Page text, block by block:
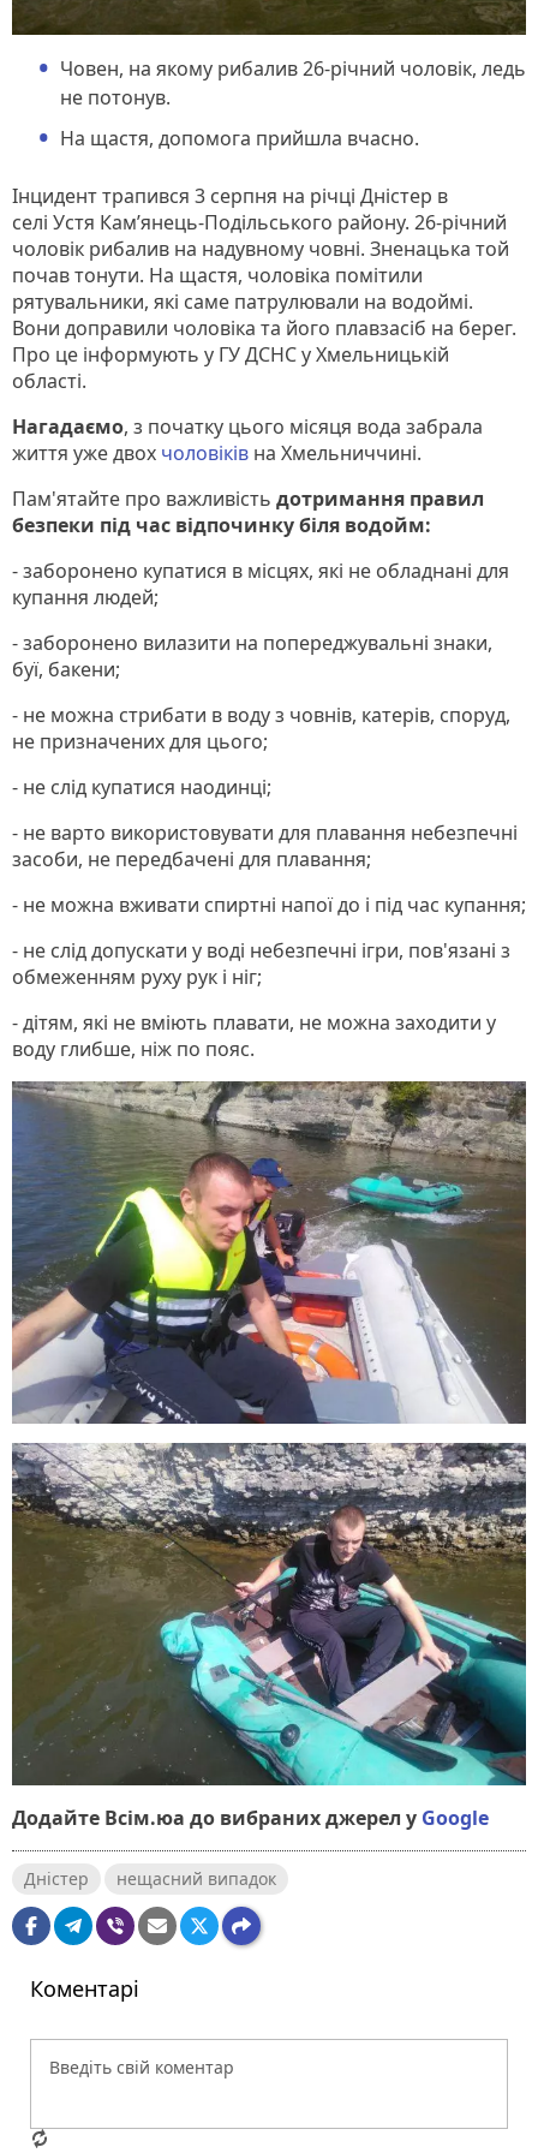
Човен, на якому рибалив 26-річний чоловік, ледь
не потонув.
На щастя, допомога прийшла вчасно.
Інцидент трапився 3 серпня на річці Дністер в
селі Устя Кам’янець-Подільського району. 26-річний
чоловік рибалив на надувному човні. Зненацька той
почав тонути. На щастя, чоловіка помітили
рятувальники, які саме патрулювали на водоймі.
Вони доправили чоловіка та його плавзасіб на берег.
Про це інформують у ГУ ДСНС у Хмельницькій
області.
Нагадаємо, з початку цього місяця вода забрала
життя уже двох чоловіків на Хмельниччині.
Пам'ятайте про важливість дотримання правил
безпеки під час відпочинку біля водойм:
- заборонено купатися в місцях, які не обладнані для
купання людей;
- заборонено вилазити на попереджувальні знаки,
буї, бакени;
- не можна стрибати в воду з човнів, катерів, споруд,
не призначених для цього;
- не слід купатися наодинці;
- не варто використовувати для плавання небезпечні
засоби, не передбачені для плавання;
- не можна вживати спиртні напої до і під час купання;
- не слід допускати у воді небезпечні ігри, пов'язані з
обмеженням руху рук і ніг;
- дітям, які не вміють плавати, не можна заходити у
воду глибше, ніж по пояс.
Додайте Всім.юа до вибраних джерел у Google
Дністер нещасний випадок
Коментарі